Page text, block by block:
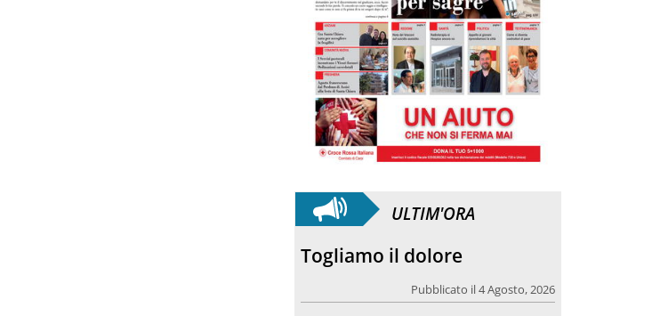
ULTIM'ORA
Togliamo il dolore
Pubblicato il 4 Agosto, 2026